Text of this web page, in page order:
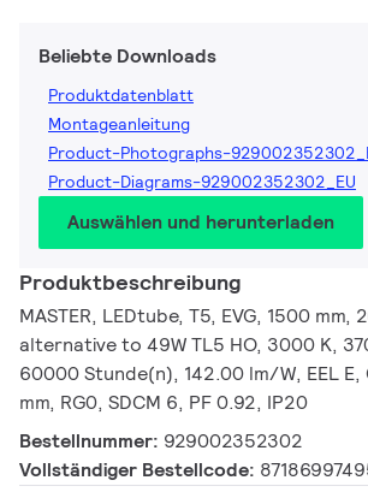
Beliebte Downloads
Produktdatenblatt
Montageanleitung
Product-Photographs-
Product-Diagrams-929002352302_EU
Auswählen und herunterladen
Produktbeschreibung
MASTER, LEDtube, T5, EVG, 1500 mm,
alternative to 49W TL5 HO, 3000 K,
60000 Stunde(n), 142.00 lm/W, EEL E,
mm, RG0, SDCM 6, PF 0.92, IP20
Bestellnummer: 929002352302
Vollständiger Bestellcode: